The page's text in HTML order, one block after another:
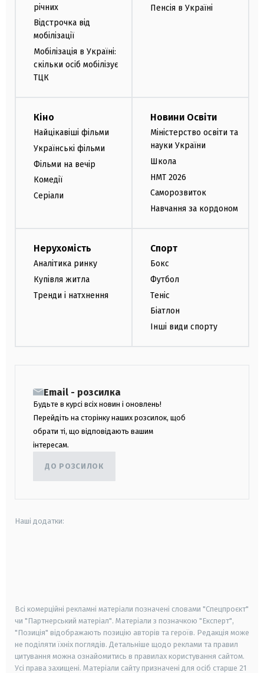
річних
Відстрочка від
мобілізації
Мобілізація в Україні:
скільки осіб мобілізує
ТЦК
Пенсія в Україні
Кіно
Найцікавіші фільми
Українські фільми
Фільми на вечір
Комедії
Серіали
Новини Освіти
Міністерство освіти та
науки України
Школа
НМТ 2026
Саморозвиток
Навчання за кордоном
Нерухомість
Аналітика ринку
Купівля житла
Тренди і натхнення
Спорт
Бокс
Футбол
Теніс
Біатлон
Інші види спорту
Email - розсилка
Будьте в курсі всіх новин і оновлень!
Перейдіть на сторінку наших розсилок, щоб
обрати ті, що відповідають вашим
інтересам.
ДО РОЗСИЛОК
Наші додатки:
Всі комерційні рекламні матеріали позначені словами "Спецпроєкт"
чи "Партнерський матеріал". Матеріали з позначкою "Експерт",
"Позиція" відображають позицію авторів та героїв. Редакція може
не поділяти їхніх поглядів. Детальніше щодо реклами та правил
цитування можна ознайомитись в правилах користування сайтом.
Усі права захищені. Матеріали сайту призначені для осіб старше 21